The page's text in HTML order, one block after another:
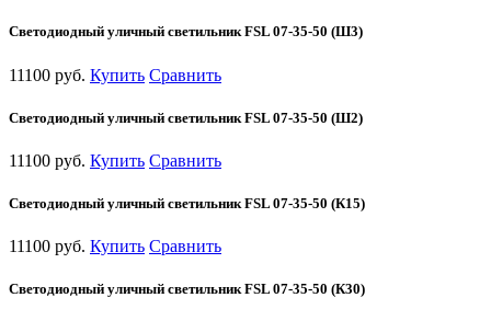
Светодиодный уличный светильник FSL 07-35-50 (Ш3)
11100 руб. Купить Сравнить
Светодиодный уличный светильник FSL 07-35-50 (Ш2)
11100 руб. Купить Сравнить
Светодиодный уличный светильник FSL 07-35-50 (К15)
11100 руб. Купить Сравнить
Светодиодный уличный светильник FSL 07-35-50 (К30)